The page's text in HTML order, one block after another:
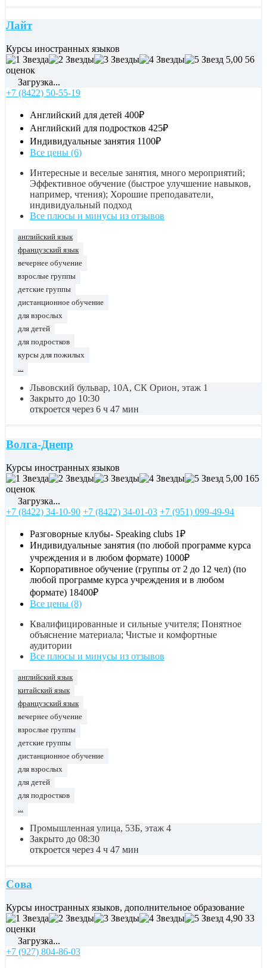
Лайт
Курсы иностранных языков
5,00 56
оценок
Загрузка...
+7 (8422) 50-55-19
Английский для детей 400₽
Английский для подростков 425₽
Индивидуальные занятия 1100₽
Все цены (6)
Интересные и веселые занятия, много мероприятий;
Эффективное обучение (быстрое улучшение навыков,
например, чтения); Хорошие преподаватели,
индивидуальный подход
Все плюсы и минусы из отзывов
английский язык
французский язык
вечернее обучение
взрослые группы
детские группы
дистанционное обучение
для взрослых
для детей
для подростков
курсы для пожилых
...
Львовский бульвар, 10А, СК Орион, этаж 1
Закрыто до 10:30
откроется через 6 ч 47 мин
Волга-Днепр
Курсы иностранных языков
5,00 165
оценок
Загрузка...
+7 (8422) 34-10-90 +7 (8422) 34-01-03 +7 (951) 099-49-94
Разговорные клубы- Speaking clubs 1₽
Индивидуальные занятия (по любой программе курса
учреждения и в любом формате) 1000₽
Корпоративное обучение (группы от 2 до 12 чел) (по
любой программе курса учреждения и в любом
формате) 18400₽
Все цены (8)
Квалифицированные и сильные учителя; Понятное
объяснение материала; Чистые и комфортные
аудитории
Все плюсы и минусы из отзывов
английский язык
китайский язык
французский язык
вечернее обучение
взрослые группы
детские группы
дистанционное обучение
для взрослых
для детей
для подростков
Промышленная улица, 53Б, этаж 4
Закрыто до 08:30
откроется через 4 ч 47 мин
Сова
Курсы иностранных языков, дополнительное образование
4,90 33
оценки
Загрузка...
+7 (927) 804-86-03